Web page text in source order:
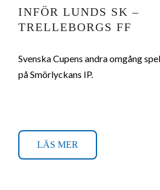
INFÖR LUNDS SK –
TRELLEBORGS FF
Svenska Cupens andra omgång
på Smörlyckans IP.
LÄS MER